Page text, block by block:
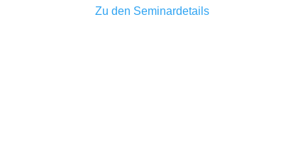
Zu den Seminardetails